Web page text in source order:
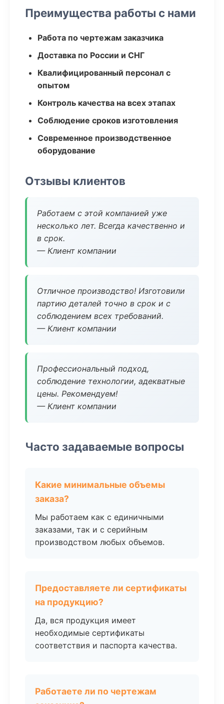
Преимущества работы с нами
Работа по чертежам заказчика
Доставка по России и СНГ
Квалифицированный персонал с
опытом
Контроль качества на всех этапах
Соблюдение сроков изготовления
Современное производственное
оборудование
Отзывы клиентов
Работаем с этой компанией уже
несколько лет. Всегда качественно и
в срок.
— Клиент компании
Отличное производство! Изготовили
партию деталей точно в срок и с
соблюдением всех требований.
— Клиент компании
Профессиональный подход,
соблюдение технологии, адекватные
цены. Рекомендуем!
— Клиент компании
Часто задаваемые вопросы
Какие минимальные объемы
заказа?
Мы работаем как с единичными
заказами, так и с серийным
производством любых объемов.
Предоставляете ли сертификаты
на продукцию?
Да, вся продукция имеет
необходимые сертификаты
соответствия и паспорта качества.
Работаете ли по чертежам